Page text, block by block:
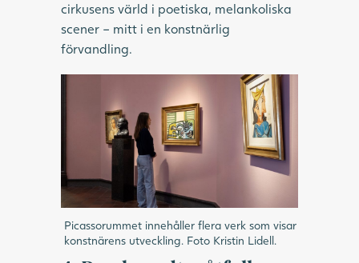
cirkusens värld i poetiska, melankoliska
scener – mitt i en konstnärlig
förvandling.
Picassorummet innehåller flera verk som visar
konstnärens utveckling. Foto Kristin Lidell.